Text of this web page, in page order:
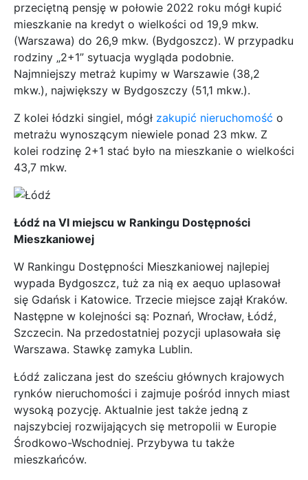
przeciętną pensję w połowie 2022 roku mógł kupić
mieszkanie na kredyt o wielkości od 19,9 mkw.
(Warszawa) do 26,9 mkw. (Bydgoszcz). W przypadku
rodziny „2+1” sytuacja wygląda podobnie.
Najmniejszy metraż kupimy w Warszawie (38,2
mkw.), największy w Bydgoszczy (51,1 mkw.).
Z kolei łódzki singiel, mógł zakupić nieruchomość o
metrażu wynoszącym niewiele ponad 23 mkw. Z
kolei rodzinę 2+1 stać było na mieszkanie o wielkości
43,7 mkw.
Łódź na VI miejscu w Rankingu Dostępności
Mieszkaniowej
W Rankingu Dostępności Mieszkaniowej najlepiej
wypada Bydgoszcz, tuż za nią ex aequo uplasował
się Gdańsk i Katowice. Trzecie miejsce zajął Kraków.
Następne w kolejności są: Poznań, Wrocław, Łódź,
Szczecin. Na przedostatniej pozycji uplasowała się
Warszawa. Stawkę zamyka Lublin.
Łódź zaliczana jest do sześciu głównych krajowych
rynków nieruchomości i zajmuje pośród innych miast
wysoką pozycję. Aktualnie jest także jedną z
najszybciej rozwijających się metropolii w Europie
Środkowo-Wschodniej. Przybywa tu także
mieszkańców.